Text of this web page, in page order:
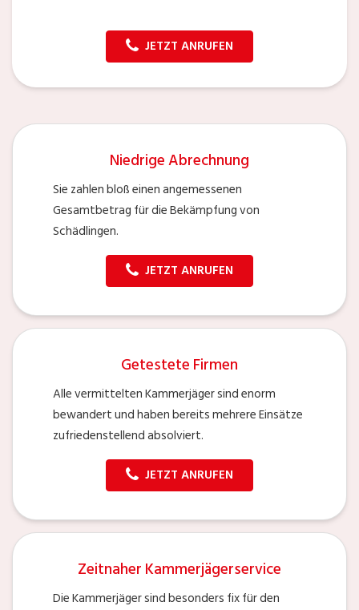
JETZT ANRUFEN
Niedrige Abrechnung
Sie zahlen bloß einen angemessenen
Gesamtbetrag für die Bekämpfung von
Schädlingen.
JETZT ANRUFEN
Getestete Firmen
Alle vermittelten Kammerjäger sind enorm
bewandert und haben bereits mehrere Einsätze
zufriedenstellend absolviert.
JETZT ANRUFEN
Zeitnaher Kammerjägerservice
Die Kammerjäger sind besonders fix für den